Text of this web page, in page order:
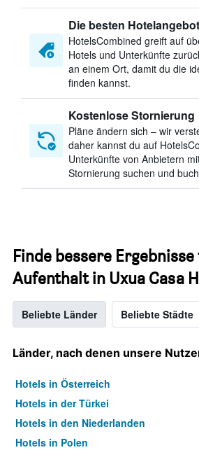
Die besten
HotelsCombined greift auf
Hotels und Unterkünfte
an einem Ort, damit du die
finden kannst.
Kostenlose Stornierung
Pläne ändern sich – wir
daher kannst du auf
Unterkünfte von Anbietern
Stornierung suchen und
Finde bessere
Aufenthalt in Uxua Casa
Beliebte Länder Beliebte Städte
Länder, nach denen unsere
Hotels in Österreich
Hotels in der Türkei
Hotels in den Niederlanden
Hotels in Polen